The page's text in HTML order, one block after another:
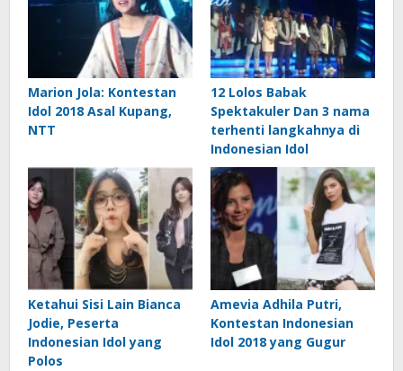
Marion Jola: Kontestan
Idol 2018 Asal Kupang,
NTT
12 Lolos Babak
Spektakuler Dan 3 nama
terhenti langkahnya di
Indonesian Idol
Ketahui Sisi Lain Bianca
Jodie, Peserta
Indonesian Idol yang
Polos
Amevia Adhila Putri,
Kontestan Indonesian
Idol 2018 yang Gugur